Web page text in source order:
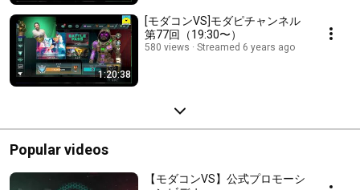
1:20:38
[モダコンVS]モダピチャンネル
第77回（19:30〜）
580 views Streamed 6 years ago
Popular videos
【モダコンVS】公式プロモーシ